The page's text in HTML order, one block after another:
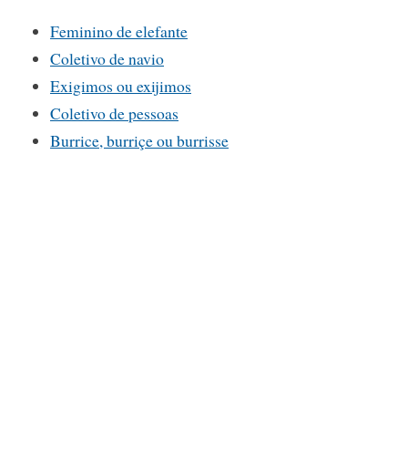
Feminino de elefante
Coletivo de navio
Exigimos ou exijimos
Coletivo de pessoas
Burrice, burriçe ou burrisse